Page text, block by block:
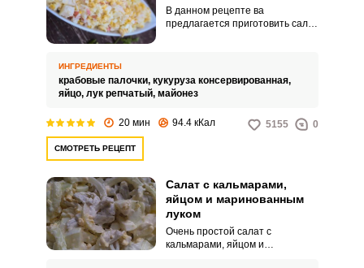
В данном рецепте ва
предлагается приготовить салат
Несмотря на яйцо и майонез,
салатик получится очень легким.
ИНГРЕДИЕНТЫ
крабовые палочки, кукуруза консервированная,
яйцо, лук репчатый, майонез
20 мин 94.4 кКал 5155 0
СМОТРЕТЬ РЕЦЕПТ
Салат с кальмарами,
яйцом и маринованным
луком
Очень простой салат с
кальмарами, яйцом и